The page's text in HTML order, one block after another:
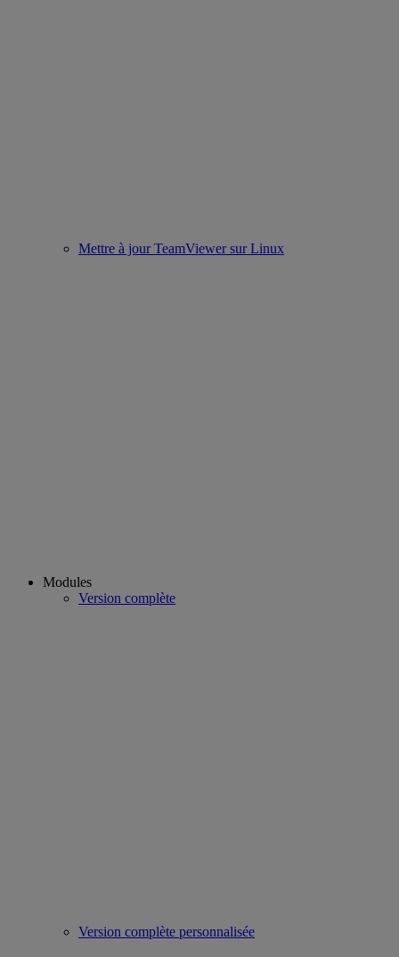
Mettre à jour TeamViewer sur Linux
Modules
Version complète
Version complète personnalisée